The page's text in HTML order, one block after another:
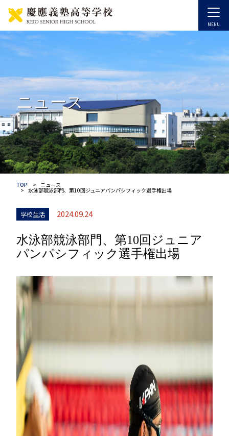
ニュース
TOP ニュース
水泳部競泳部門、第10回ジュニアパンパシフィック選手権出場
学校生活 2024.09.24
水泳部競泳部門、第10回ジュニア
パンパシフィック選手権出場